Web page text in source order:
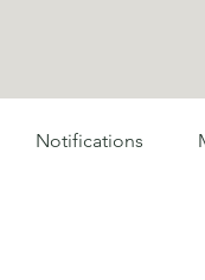
Notifications